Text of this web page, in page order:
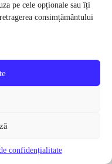
pe cele opționale sau îți
consimțământului
confidențialitate
PRESS FIT 86.5MM